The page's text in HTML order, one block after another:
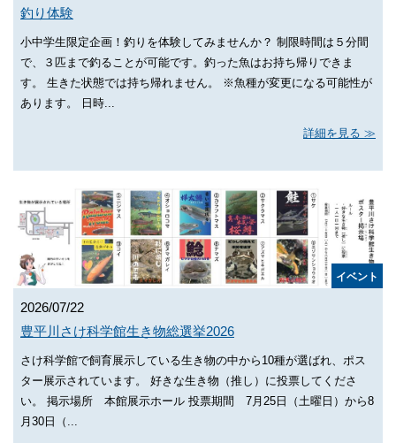
釣り体験
小中学生限定企画！釣りを体験してみませんか？ 制限時間は５分間
で、３匹まで釣ることが可能です。釣った魚はお持ち帰りできま
す。 生きた状態では持ち帰れません。 ※魚種が変更になる可能性が
あります。 日時...
詳細を見る
イベント
2026/07/22
豊平川さけ科学館生き物総選挙2026
さけ科学館で飼育展示している生き物の中から10種が選ばれ、ポス
ター展示されています。 好きな生き物（推し）に投票してくださ
い。 掲示場所 本館展示ホール 投票期間 7月25日（土曜日）から8
月30日（...